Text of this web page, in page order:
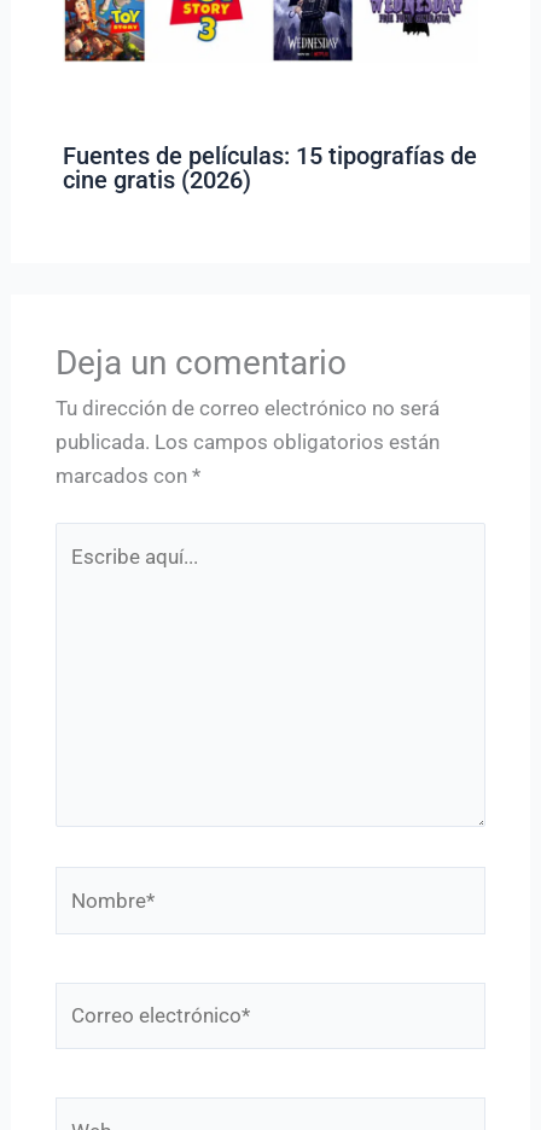
Fuentes de películas: 15 tipografías de
cine gratis (2026)
Deja un comentario
Tu dirección de correo electrónico no será
publicada. Los campos obligatorios están
marcados con *